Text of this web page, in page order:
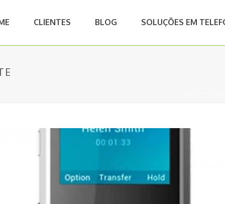
CLIENTES BLOG SOLUÇÕES EM